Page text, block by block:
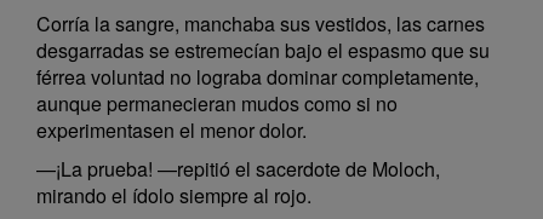
Corría la sangre, manchaba sus vestidos, las carnes
desgarradas se estremecían bajo el espasmo que su
férrea voluntad no lograba dominar completamente,
aunque permanecieran mudos como si no
experimentasen el menor dolor.
—¡La prueba! —repitió el sacerdote de Moloch,
mirando el ídolo siempre al rojo.